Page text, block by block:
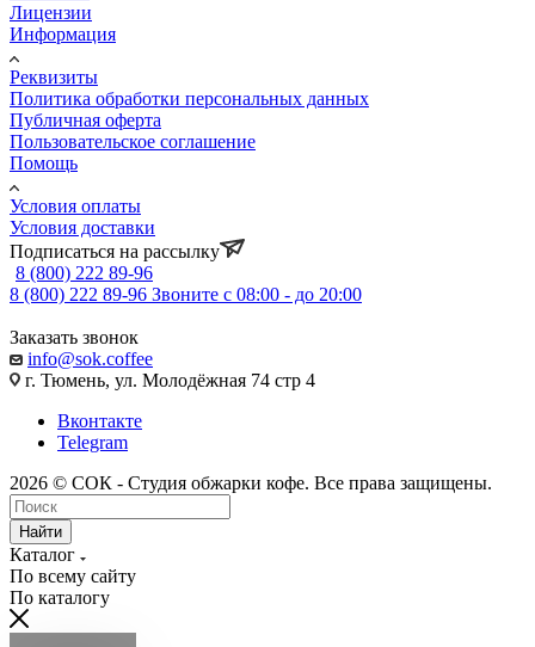
Лицензии
Информация
Реквизиты
Политика обработки персональных данных
Публичная оферта
Пользовательское соглашение
Помощь
Условия оплаты
Условия доставки
Подписаться на рассылку
8 (800) 222 89-96
8 (800) 222 89-96 Звоните с 08:00 - до 20:00
Заказать звонок
info@sok.coffee
г. Тюмень, ул. Молодёжная 74 стр 4
Вконтакте
Telegram
2026 © СОК - Студия обжарки кофе. Все права защищены.
Найти
Каталог
По всему сайту
По каталогу